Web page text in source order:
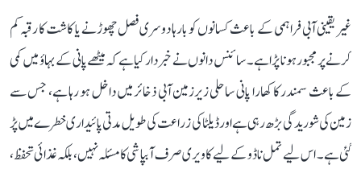
غیر یقینی آبی فراہمی کے باعث کسانوں کو بارہا دوسری فصل چھوڑنے یا کاشت کا رقبہ کم
کرنے پر مجبور ہونا پڑا ہے۔ سائنس دانوں نے خبردار کیا ہے کہ میٹھے پانی کے بہاؤ میں کمی
کے باعث سمندر کا کھارا پانی ساحلی زیرزمین آبی ذخائر میں داخل ہو رہا ہے، جس سے
زمین کی شوریدگی بڑھ رہی ہے اور ڈیلٹا کی زراعت کی طویل مدتی پائیداری خطرے میں پڑ
گئی ہے۔ اس لیے تمل ناڈو کے لیے کاویری صرف آبپاشی کا مسئلہ نہیں، بلکہ غذائی تحفظ،